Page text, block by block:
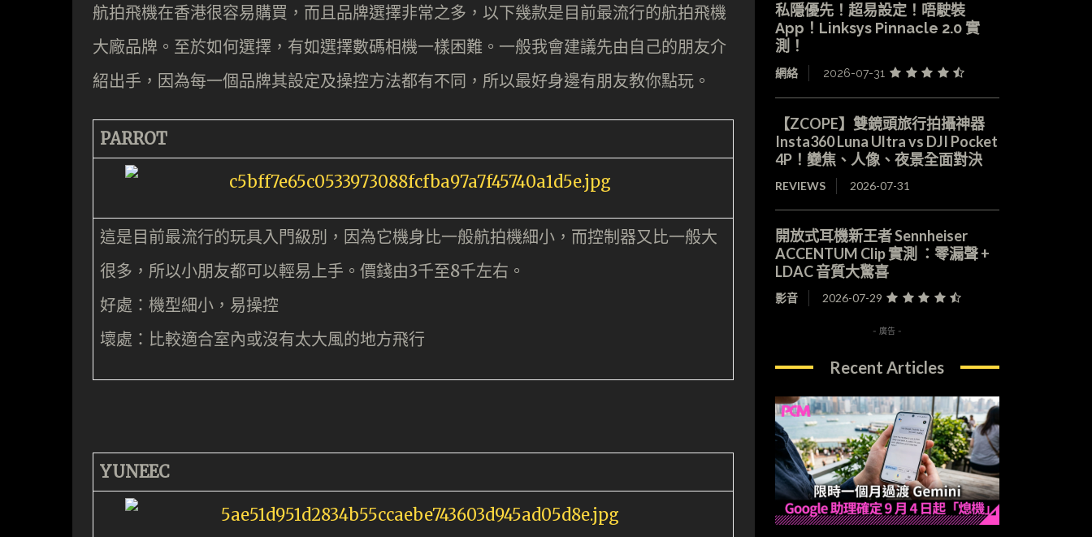
航拍飛機在香港很容易購買，而且品牌選擇非常之多，以下幾款是目前最流行的航拍飛機
大廠品牌。至於如何選擇，有如選擇數碼相機一樣困難。一般我會建議先由自己的朋友介
紹出手，因為每一個品牌其設定及操控方法都有不同，所以最好身邊有朋友教你點玩。
PARROT
這是目前最流行的玩具入門級別，因為它機身比一般航拍機細小，而控制器又比一般大
很多，所以小朋友都可以輕易上手。價錢由3千至8千左右。
好處：機型細小，易操控
壞處：比較適合室內或沒有太大風的地方飛行
YUNEEC
私隱優先！超易設定！唔駛裝
App！Linksys Pinnacle 2.0 實
測！
網絡 2026-07-31
【ZCOPE】雙鏡頭旅行拍攝神器
Insta360 Luna Ultra vs DJI Pocket
4P！變焦、人像、夜景全面對決
REVIEWS 2026-07-31
開放式耳機新王者 Sennheiser
ACCENTUM Clip 實測 ：零漏聲 +
LDAC 音質大驚喜
影音 2026-07-29
- 廣告 -
Recent Articles